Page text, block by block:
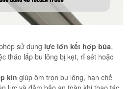
sử dụng lực lớn kết hợp búa,
tháo lắp bu lông bị kẹt, rỉ sét hoặc
kín giúp ôm trọn bu lông, hạn chế